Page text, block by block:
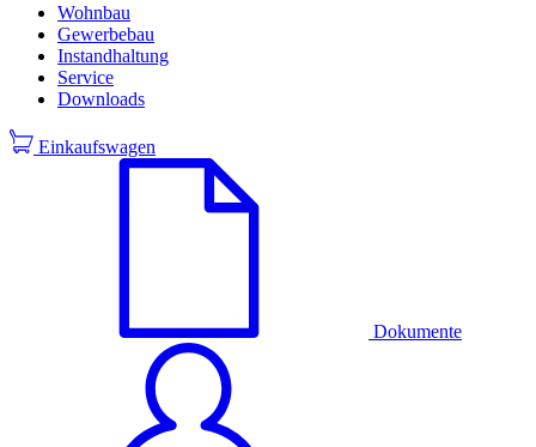
Wohnbau
Gewerbebau
Instandhaltung
Service
Downloads
Einkaufswagen
Dokumente